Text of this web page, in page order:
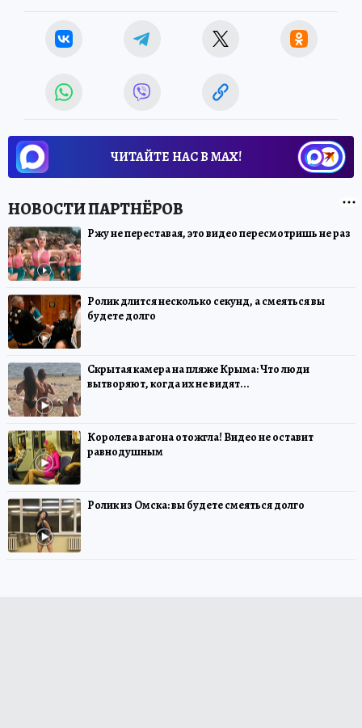
ЧИТАЙТЕ НАС В МАХ!
Ржу не переставая, это видео пересмотришь не раз
Ролик длится несколько секунд, а смеяться вы
будете долго
Скрытая камера на пляже Крыма: Что люди
вытворяют, когда их не видят...
Королева вагона отожгла! Видео не оставит
равнодушным
Ролик из Омска: вы будете смеяться долго